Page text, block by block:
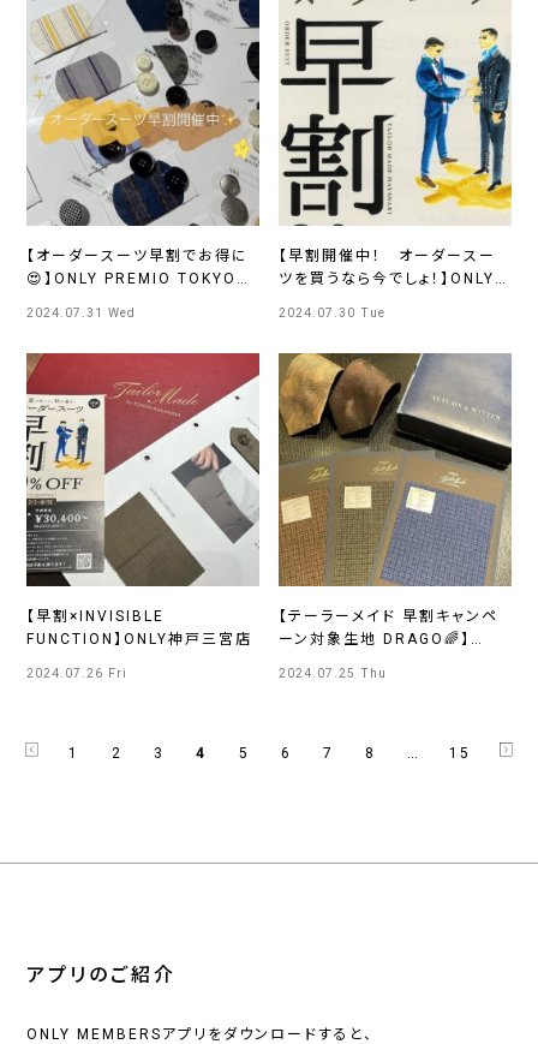
【オーダースーツ早割でお得に
😍】ONLY PREMIO TOKYO有
2024.07.31 Wed
【早割開催中！ オーダースー
ツを買うなら今でしょ！】ONLY
2024.07.30 Tue
【早割×INVISIBLE
FUNCTION】ONLY神戸三宮店
2024.07.26 Fri
【テーラーメイド 早割キャンペ
ーン対象生地 DRAGO🌈】
2024.07.25 Thu
1 2 3 4 5 6 7 8 … 15
アプリのご紹介
ONLY MEMBERSアプリをダウンロードすると、